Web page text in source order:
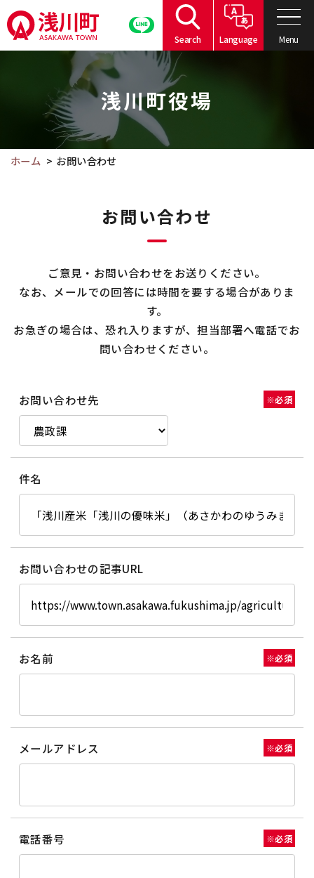
の
ペ
へ
Search Language Menu
文
浅川町役場
ホーム お問い合わせ
お問い合わせ
ご意見・お問い合わせをお送りください。
なお、メールでの回答には時間を要する場合がありま
す。
お急ぎの場合は、恐れ入りますが、担当部署へ電話でお
問い合わせください。
お問い合わせ先 ※必須
件名
お問い合わせの記事URL
お名前 ※必須
メールアドレス ※必須
電話番号 ※必須